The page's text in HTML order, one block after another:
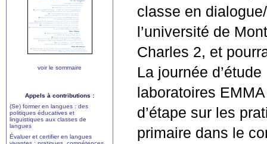
classe en
l’université de
Charles 2, et
La journée d’étude
laboratoires EMMA
d’étape sur les
primaire dans le
voir le sommaire
Appels à contributions :
(Se) former en langues : des
politiques éducatives et
linguistiques aux classes de
langues
Évaluer et certifier en langues